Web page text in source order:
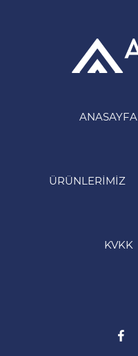
ANASAYFA
ÜRÜNLERIMIZ
KVKK